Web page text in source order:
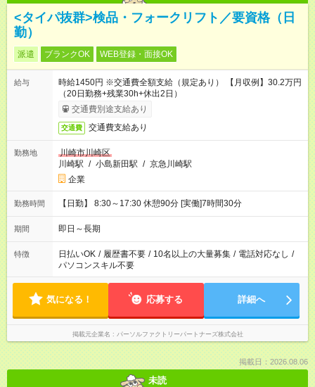
<タイパ抜群>検品・フォークリフト／要資格（日
勤）
派遣 ブランクOK WEB登録・面接OK
給与
時給1450円 ※交通費全額支給（規定あり） 【月収例】30.2万円
（20日勤務+残業30h+休出2日）
交通費別途支給あり
交通費 交通費支給あり
勤務地
川崎市川崎区
川崎駅 / 小島新田駅 / 京急川崎駅
企業
勤務時間 【日勤】 8:30～17:30 休憩90分 [実働]7時間30分
期間 即日～長期
特徴 日払いOK / 履歴書不要 / 10名以上の大量募集 / 電話対応なし /
パソコンスキル不要
気になる！ 応募する 詳細へ
掲載元企業名 パーソルファクトリーパートナーズ株式会社
掲載日：2026.08.06
未読